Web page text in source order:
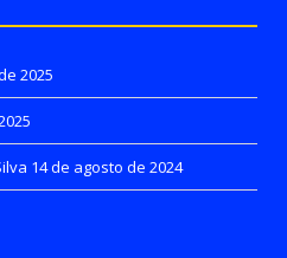
2025
14 de agosto de 2024